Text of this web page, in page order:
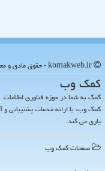
كمك وب
کمک به شما در حوزه فناوری اطلاعات
کمک وب، با ارائه خدمات پشتیبانی و
یاری می کند.
صفحات كمك وب